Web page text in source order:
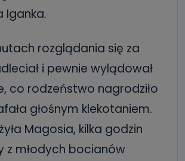
Iganka.
rozglądania się za
i pewnie wylądował
co rodzeństwo nagrodziło
głośnym klekotaniem.
Magosia, kilka godzin
z młodych bocianów